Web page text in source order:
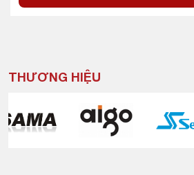
THƯƠNG HIỆU